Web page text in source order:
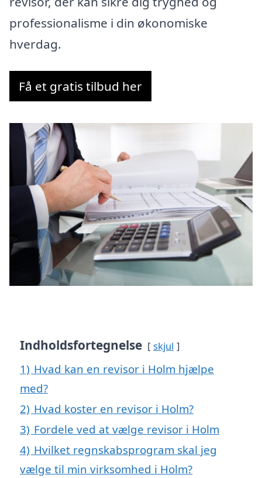
professionalisme i din økonomiske
hverdag.
Få et gratis tilbud her
Indholdsfortegnelse skjul
1) Hvad kan en revisor i Holm hjælpe
med?
2) Hvad koster en revisor i Holm?
3) Fordele ved at vælge revisor i Holm
4) Hvilket regnskabsprogram skal jeg
vælge til min virksomhed i Holm?